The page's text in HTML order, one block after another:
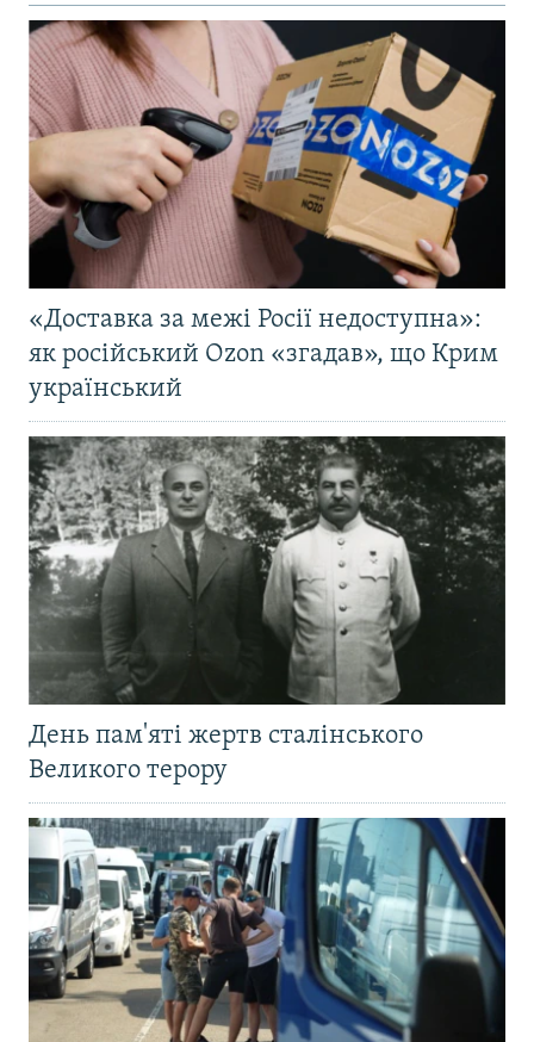
«Доставка за межі Росії недоступна»:
як російський Ozon «згадав», що Крим
український
День пам'яті жертв сталінського
Великого терору